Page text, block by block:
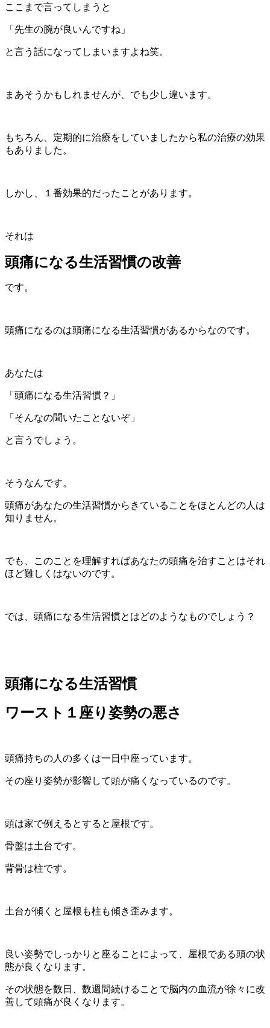
ここまで言ってしまうと
「先生の腕が良いんですね」
と言う話になってしまいますよね笑。
まあそうかもしれませんが、でも少し違います。
もちろん、定期的に治療をしていましたから私の治療の効果
もありました。
しかし、１番効果的だったことがあります。
それは
頭痛になる生活習慣の改善
です。
頭痛になるのは頭痛になる生活習慣があるからなのです。
あなたは
「頭痛になる生活習慣？」
「そんなの聞いたことないぞ」
と言うでしょう。
そうなんです。
頭痛があなたの生活習慣からきていることをほとんどの人は
知りません。
でも、このことを理解すればあなたの頭痛を治すことはそれ
ほど難しくはないのです。
では、頭痛になる生活習慣とはどのようなものでしょう？
頭痛になる生活習慣
ワースト１座り姿勢の悪さ
頭痛持ちの人の多くは一日中座っています。
その座り姿勢が影響して頭が痛くなっているのです。
頭は家で例えるとすると屋根です。
骨盤は土台です。
背骨は柱です。
土台が傾くと屋根も柱も傾き歪みます。
良い姿勢でしっかりと座ることによって、屋根である頭の状
態が良くなります。
その状態を数日、数週間続けることで脳内の血流が徐々に改
善して頭痛が良くなります。